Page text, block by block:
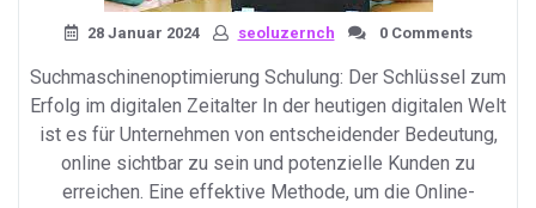
28 Januar 2024 seoluzernch 0 Comments
Suchmaschinenoptimierung Schulung: Der Schlüssel zum
Erfolg im digitalen Zeitalter In der heutigen digitalen Welt
ist es für Unternehmen von entscheidender Bedeutung,
online sichtbar zu sein und potenzielle Kunden zu
erreichen. Eine effektive Methode, um die Online-